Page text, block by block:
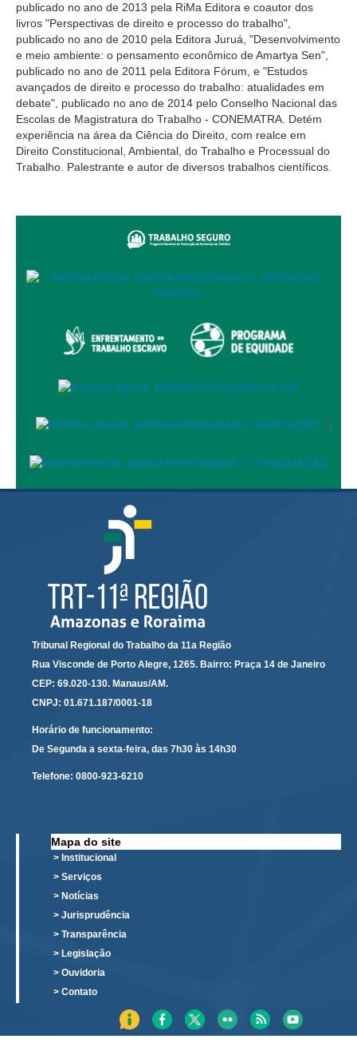
Plantão Judiciário
Cadastrar Processos
Listar Processos
Portal Conciliação
Inscrição para mediação e conciliação – Cejusc 1º e 2º
grau
Perguntas Frequentes
Portal dos Precatórios e Requisições de
Protocolo Eletrônico
Busca Geral
Pesquisa de metas Nacionais
Acessibilidade
Editais de Credenciamento
Pontos de Inclusão Digital
Monitoramento do Serviços de TIC
Conexão Inclusiva
Inscrições
Informe de Rendimentos - 2026
Notícias
Todas as Notícias
Buscar Notícias
Comunicados
Redes Sociais
Fale com a Comunicação
Logomarca
Jurisprudência
Consulta Jurisprudencial
Pangea - precedentes qualificados
publicado no ano de 2013 pela RiMa Editora e coautor dos
livros "Perspectivas de direito e processo do trabalho",
publicado no ano de 2010 pela Editora Juruá, "Desenvolvimento
e meio ambiente: o pensamento econômico de Amartya Sen",
publicado no ano de 2011 pela Editora Fórum, e "Estudos
avançados de direito e processo do trabalho: atualidades em
debate", publicado no ano de 2014 pelo Conselho Nacional das
Escolas de Magistratura do Trabalho - CONEMATRA. Detém
experiência na área da Ciência do Direito, com realce em
Direito Constitucional, Ambiental, do Trabalho e Processual do
Trabalho. Palestrante e autor de diversos trabalhos científicos.
|
Tribunal Regional do Trabalho da 11a Região
Rua Visconde de Porto Alegre, 1265. Bairro: Praça 14 de Janeiro
CEP: 69.020-130. Manaus/AM.
CNPJ: 01.671.187/0001-18
Horário de funcionamento:
De Segunda a sexta-feira, das 7h30 às 14h30
Telefone: 0800-923-6210
Mapa do site
> Institucional
> Serviços
> Notícias
> Jurisprudência
> Transparência
> Legislação
> Ouvidoria
> Contato